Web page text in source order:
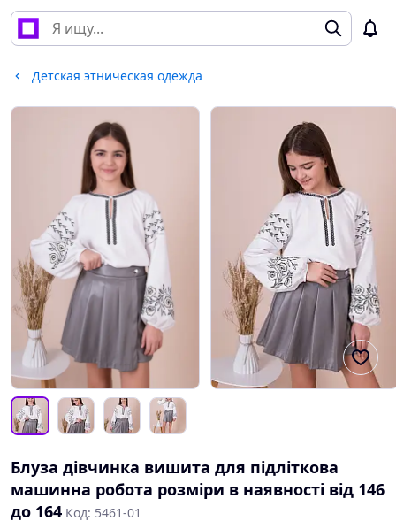
Детская этническая одежда
Блуза дівчинка вишита для підліткова
машинна робота розміри в наявності від 146
до 164 Код: 5461-01